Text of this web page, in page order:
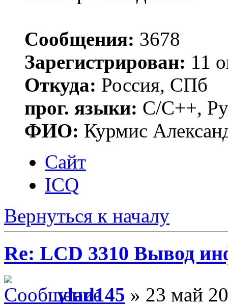
Сообщения: 3678
Зарегистрирован: 11
Откуда: Россия, СПб
прог. языки: C/C++,
ФИО: Курмис
Сайт
ICQ
Вернуться к началу
Re: LCD 3310 Вывод
vlad145 » 23 май